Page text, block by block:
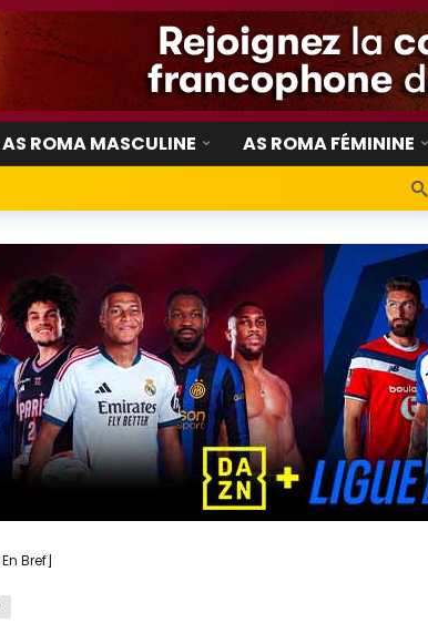
AS ROMA MASCULINE AS ROMA FÉMININE
Bref]